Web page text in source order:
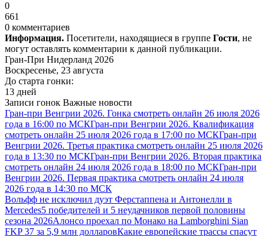
0
661
0 комментариев
Информация. Посетители, находящиеся в группе Гости, не
могут оставлять комментарии к данной публикации.
Гран-При Нидерланд 2026
Воскресенье, 23 августа
До старта гонки:
13 дней
Записи гонок Важные новости
Гран-при Венгрии 2026. Гонка смотреть онлайн 26 июля 2026
года в 16:00 по МСКГран-при Венгрии 2026. Квалификация
смотреть онлайн 25 июля 2026 года в 17:00 по МСКГран-при
Венгрии 2026. Третья практика смотреть онлайн 25 июля 2026
года в 13:30 по МСКГран-при Венгрии 2026. Вторая практика
смотреть онлайн 24 июля 2026 года в 18:00 по МСКГран-при
Венгрии 2026. Первая практика смотреть онлайн 24 июля
2026 года в 14:30 по МСК
Вольфф не исключил дуэт Ферстаппена и Антонелли в
Mercedes5 победителей и 5 неудачников первой половины
сезона 2026Алонсо проехал по Монако на Lamborghini Sian
FKP 37 за 5,9 млн долларовКакие европейские трассы спасут